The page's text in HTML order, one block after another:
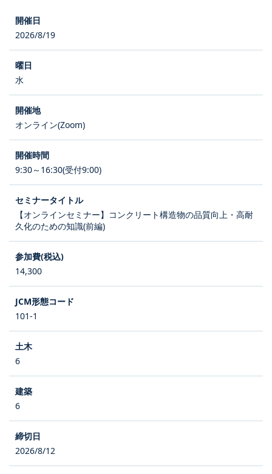
2026/8/19
水
オンライン(Zoom)
9:30～16:30(受付9:00)
【オンラインセミナー】コンクリート構造物の品質向上・高耐
久化のための知識(前編)
14,300
101-1
6
6
2026/8/12